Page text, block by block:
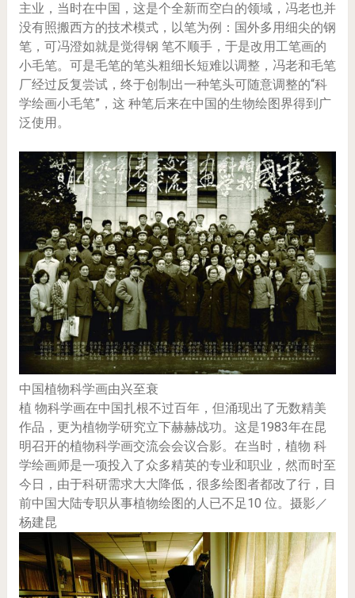
主业，当时在中国，这是个全新而空白的领域，冯老也并
没有照搬西方的技术模式，以笔为例：国外多用细尖的钢
笔，可冯澄如就是觉得钢 笔不顺手，于是改用工笔画的
小毛笔。可是毛笔的笔头粗细长短难以调整，冯老和毛笔
厂经过反复尝试，终于创制出一种笔头可随意调整的“科
学绘画小毛笔”，这 种笔后来在中国的生物绘图界得到广
泛使用。
中国植物科学画由兴至衰
植 物科学画在中国扎根不过百年，但涌现出了无数精美
作品，更为植物学研究立下赫赫战功。这是1983年在昆
明召开的植物科学画交流会会议合影。在当时，植物 科
学绘画师是一项投入了众多精英的专业和职业，然而时至
今日，由于科研需求大大降低，很多绘图者都改了行，目
前中国大陆专职从事植物绘图的人已不足10 位。摄影／
杨建昆